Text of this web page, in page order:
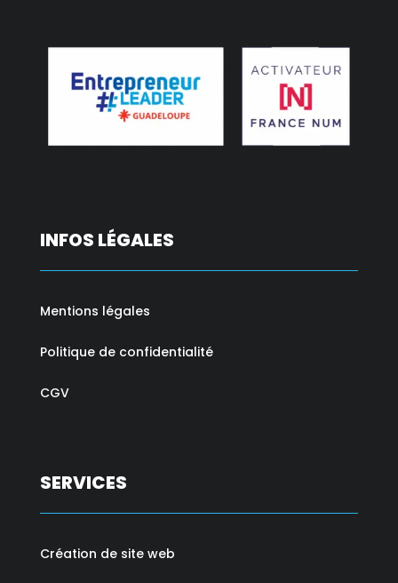
INFOS LÉGALES
Mentions légales
Politique de confidentialité
CGV
SERVICES
Création de site web